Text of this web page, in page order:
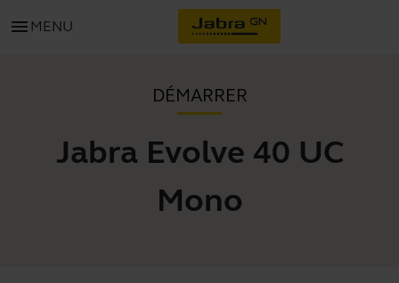
menu MENU
DÉMARRER
Jabra Evolve 40 UC
Mono